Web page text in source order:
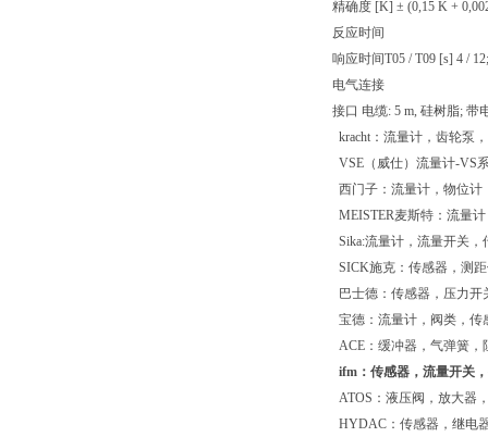
精确度 [K] ± (0,15 K +
反应时间
响应时间T05 / T09 [s] 4 /
电气连接
接口 电缆: 5 m, 硅树脂; 带
kracht：流量计，齿轮泵
VSE（威仕）流量计-VS
西门子：流量计，物位计
MEISTER麦斯特：流量计
Sika:流量计，流量开关，
SICK施克：传感器，测
巴士德：传感器，压力开
宝德：流量计，阀类，传
ACE：缓冲器，气弹簧，
ifm：传感器，流量开关
ATOS：液压阀，放大器
HYDAC：传感器，继电